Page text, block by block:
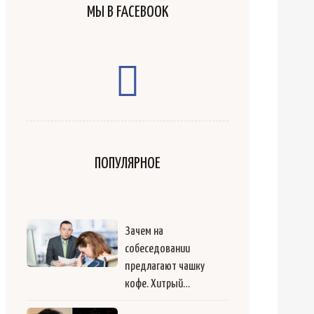
МЫ В FACEBOOK
ПОПУЛЯРНОЕ
Зачем на
собеседовании
предлагают чашку
кофе. Хитрый…